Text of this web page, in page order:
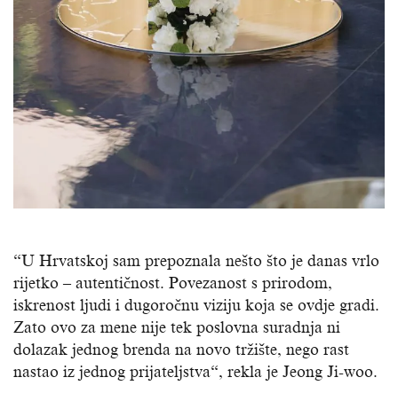
“U Hrvatskoj sam prepoznala nešto što je danas vrlo
rijetko – autentičnost. Povezanost s prirodom,
iskrenost ljudi i dugoročnu viziju koja se ovdje gradi.
Zato ovo za mene nije tek poslovna suradnja ni
dolazak jednog brenda na novo tržište, nego rast
nastao iz jednog prijateljstva“, rekla je Jeong Ji-woo.